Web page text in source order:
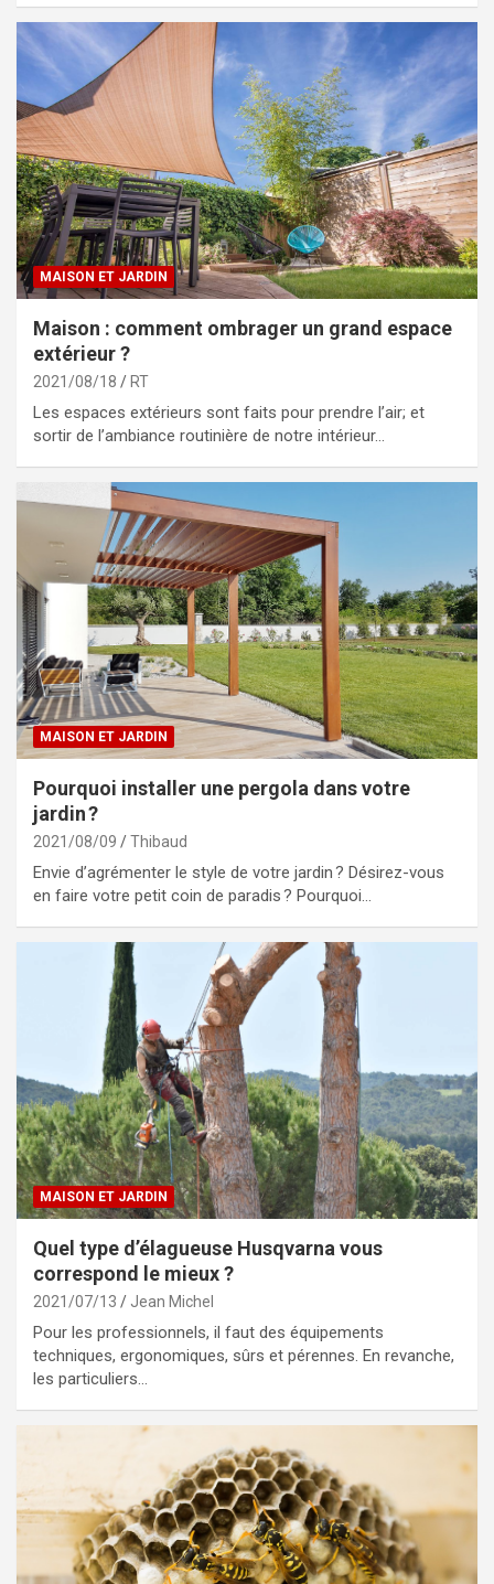
MAISON ET JARDIN
Maison : comment ombrager un grand espace
extérieur ?
2021/08/18 RT
Les espaces extérieurs sont faits pour prendre l’air; et
sortir de l’ambiance routinière de notre intérieur…
MAISON ET JARDIN
Pourquoi installer une pergola dans votre
jardin ?
2021/08/09 Thibaud
Envie d’agrémenter le style de votre jardin ? Désirez-vous
en faire votre petit coin de paradis ? Pourquoi…
MAISON ET JARDIN
Quel type d’élagueuse Husqvarna vous
correspond le mieux ?
2021/07/13 Jean Michel
Pour les professionnels, il faut des équipements
techniques, ergonomiques, sûrs et pérennes. En revanche,
les particuliers…